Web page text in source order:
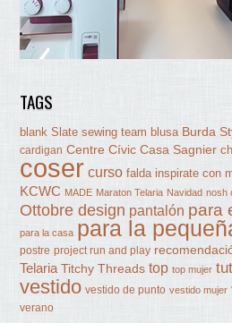
TAGS
blank Slate sewing team blusa Burda
cardigan Centre Cívic Casa Sagnier
coser curso falda inspirate con
KCWC MADE Maraton Telaria Navidad nosh
Ottobre design pantalón para
para la casa para la
postre project run and play
Telaria Titchy Threads top top mujer
vestido vestido de punto vestido mujer
verano